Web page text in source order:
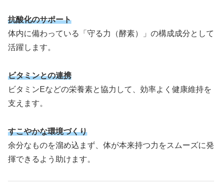
抗酸化のサポート
体内に備わっている「守る力（酵素）」の構成成分として
活躍します。
ビタミンとの連携
ビタミンEなどの栄養素と協力して、効率よく健康維持を
支えます。
すこやかな環境づくり
余分なものを溜め込まず、体が本来持つ力をスムーズに発
揮できるよう助けます。